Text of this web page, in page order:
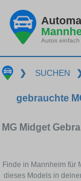
Autos einfach
❯ SUCHEN
gebrauchte
MG Midget
Finde in Mannheim für
dieses Models in